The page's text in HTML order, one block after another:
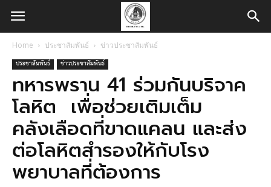
Home ประชาสัมพันธ์ ข่าวประชาสัมพันธ์
ประชาสัมพันธ์ ข่าวประชาสัมพันธ์
ทหารพราน 41 ร่วมกันบริจาค
โลหิต เพื่อช่วยเติมเต็ม
คลังเลือดที่ขาดแคลน และส่ง
ต่อโลหิตสำรองให้กับโรง
พยาบาลที่ต้องการ